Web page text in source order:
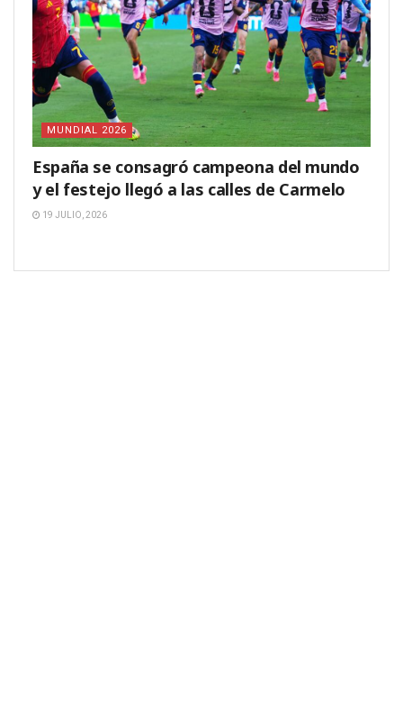
MUNDIAL 2026
España se consagró campeona del mundo
y el festejo llegó a las calles de Carmelo
19 JULIO, 2026